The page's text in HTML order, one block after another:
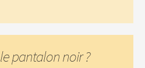
le pantalon noir ?